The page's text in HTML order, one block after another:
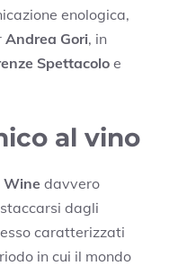
enologica,
Andrea Gori, in
Spettacolo e
al vino
Wine davvero
dagli
caratterizzati
in cui il mondo